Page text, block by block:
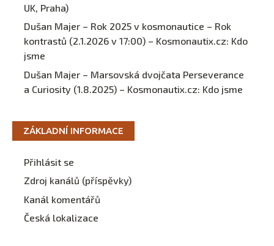
UK, Praha)
Dušan Majer – Rok 2025 v kosmonautice – Rok
kontrastů (2.1.2026 v 17:00) – Kosmonautix.cz: Kdo
jsme
Dušan Majer – Marsovská dvojčata Perseverance
a Curiosity (1.8.2025) – Kosmonautix.cz: Kdo jsme
ZÁKLADNÍ INFORMACE
Přihlásit se
Zdroj kanálů (příspěvky)
Kanál komentářů
Česká lokalizace